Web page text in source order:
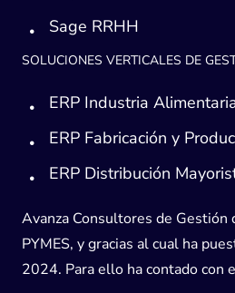
Sage RRHH
SOLUCIONES VERTICALES DE
ERP Industria
ERP Fabricación y
ERP Distribución
Avanza Consultores de Gestión
PYMES, y gracias al cual ha
2024. Para ello ha contado con